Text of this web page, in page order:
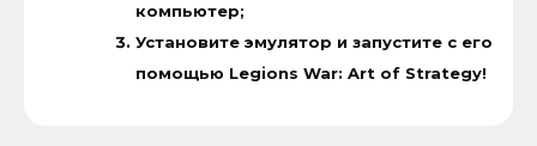
компьютер;
Установите эмулятор и запустите с его
помощью Legions War: Art of Strategy!